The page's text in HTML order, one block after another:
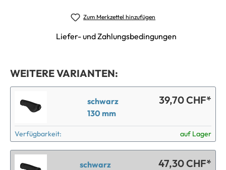
Zum Merkzettel hinzufügen
Liefer- und Zahlungsbedingungen
WEITERE VARIANTEN:
schwarz
130 mm
39,70 CHF*
Verfügbarkeit: auf Lager
schwarz
47,30 CHF*